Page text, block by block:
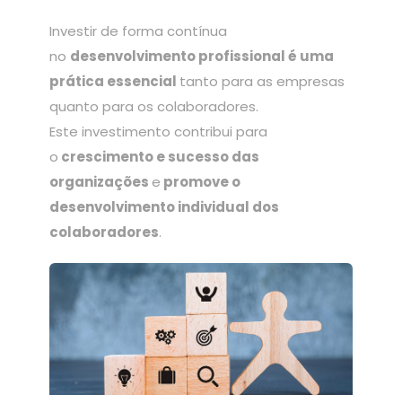
Investir de forma contínua
no desenvolvimento profissional é uma
prática essencial tanto para as empresas
quanto para os colaboradores.
Este investimento contribui para
o crescimento e sucesso das
organizações e promove o
desenvolvimento individual dos
colaboradores.